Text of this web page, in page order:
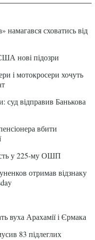
намагався сховатись від
нові підозри
і мотокросери хочуть
суд відправив Банькова
вбити
у 225-му ОШП
отримав відзнаку
вуха Арахамії і Єрмака
83 підлеглих